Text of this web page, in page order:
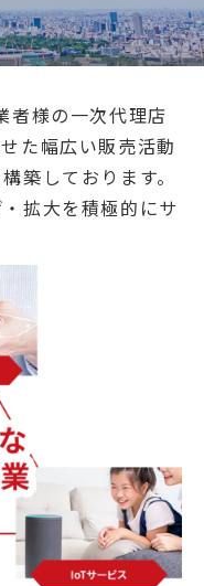
者様の一次代理店
た幅広い販売活動
築しております。
拡大を積極的にサ